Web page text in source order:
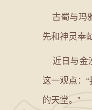
古蜀与玛
先和神灵奉
近日与金
这一观点：
的天堂。”